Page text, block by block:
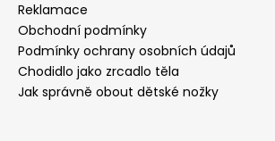
Reklamace
Obchodní podmínky
Podmínky ochrany osobních údajů
Chodidlo jako zrcadlo těla
Jak správně obout dětské nožky